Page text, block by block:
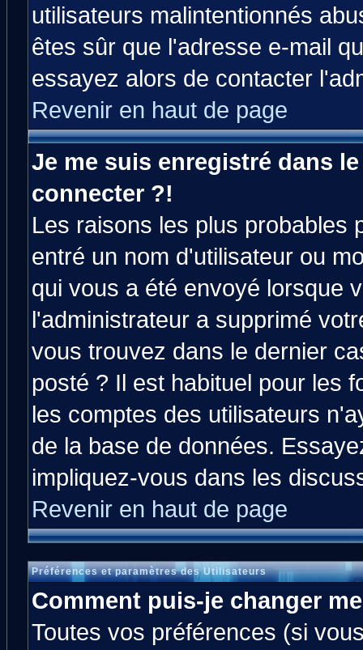
utilisateurs malintentionnés
êtes sûr que l'adresse e-mail
essayez alors de contacter
Revenir en haut de page
Je me suis enregistré dans
connecter ?!
Les raisons les plus probables
entré un nom d'utilisateur ou
qui vous a été envoyé lorsque
l'administrateur a supprimé
vous trouvez dans le dernier
posté ? Il est habituel pour les
les comptes des utilisateurs
de la base de données.
impliquez-vous dans les
Revenir en haut de page
Préférences et paramètres des Utilisateurs
Comment puis-je changer
Toutes vos préférences (si